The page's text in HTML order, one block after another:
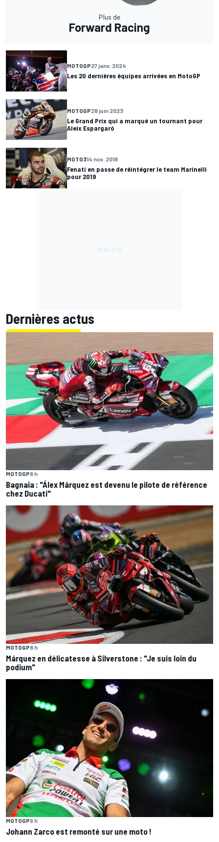
Plus de
Forward Racing
MOTOGP27 janv. 2024
Les 20 dernières équipes arrivées en MotoGP
MOTOGP28 juin 2023
Le Grand Prix qui a marqué un tournant pour
Aleix Espargaró
MOTO314 nov. 2018
Fenati en passe de réintégrer le team Marinelli
pour 2019
Dernières actus
MOTOGP8 h
Bagnaia : "Álex Márquez est devenu le pilote de référence
chez Ducati"
MOTOGP8 h
Márquez en délicatesse à Silverstone : "Je suis loin du
podium"
MOTOGP9 h
Johann Zarco est remonté sur une moto !